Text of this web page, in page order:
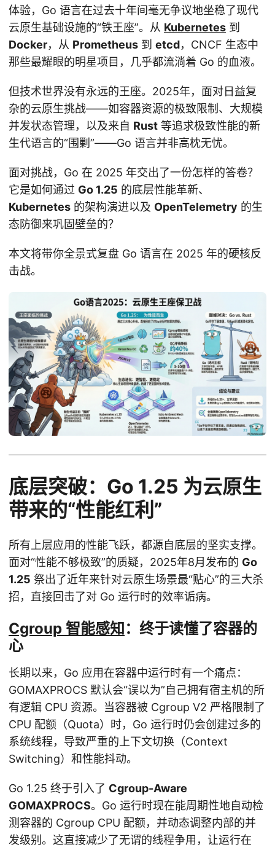
体验，Go 语言在过去十年间毫无争议地坐稳了现代
云原生基础设施的“铁王座”。从 Kubernetes 到
Docker，从 Prometheus 到 etcd，CNCF 生态中
那些最耀眼的明星项目，几乎都流淌着 Go 的血液。
但技术世界没有永远的王座。2025年，面对日益复
杂的云原生挑战——如容器资源的极致限制、大规模
并发状态管理，以及来自 Rust 等追求极致性能的新
生代语言的“围剿”——Go 语言并非高枕无忧。
面对挑战，Go 在 2025 年交出了一份怎样的答卷？
它是如何通过 Go 1.25 的底层性能革新、
Kubernetes 的架构演进以及 OpenTelemetry 的生
态防御来巩固壁垒的？
本文将带你全景式复盘 Go 语言在 2025 年的硬核反
击战。
底层突破：Go 1.25 为云原生
带来的“性能红利”
所有上层应用的性能飞跃，都源自底层的坚实支撑。
面对“性能不够极致”的质疑，2025年8月发布的 Go
1.25 祭出了近年来针对云原生场景最“贴心”的三大杀
招，直接回击了对 Go 运行时的效率诟病。
Cgroup 智能感知 ：终于读懂了容器的
心
长期以来，Go 应用在容器中运行时有一个痛点：
GOMAXPROCS 默认会“误以为”自己拥有宿主机的所
有逻辑 CPU 资源。当容器被 Cgroup V2 严格限制了
CPU 配额（Quota）时，Go 运行时仍会创建过多的
系统线程，导致严重的上下文切换（Context
Switching）和性能抖动。
Go 1.25 终于引入了 Cgroup-Aware
GOMAXPROCS。Go 运行时现在能周期性地自动检
测容器的 Cgroup CPU 配额，并动态调整内部的并
发级别。这直接减少了无谓的线程争用，让运行在